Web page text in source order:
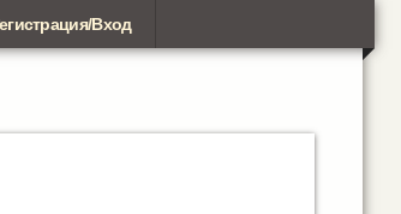
Вход